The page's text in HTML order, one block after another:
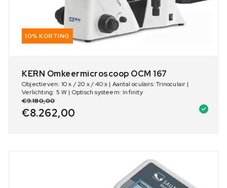
10% KORTING
KERN Omkeermicroscoop OCM 167
Objectieven: 10 x / 20 x / 40 x | Aantal oculairs: Trinoculair |
Verlichting: 5 W | Optisch systeem: Infinity
€9.180,00
€8.262,00